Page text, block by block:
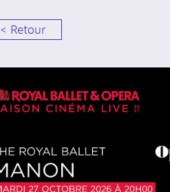
< Retour